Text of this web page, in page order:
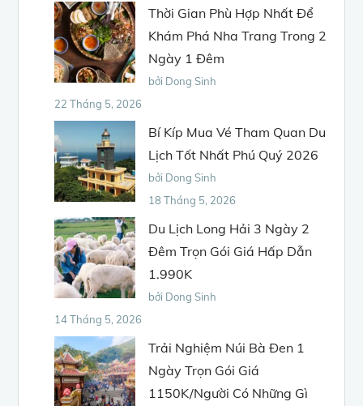
Thời Gian Phù Hợp Nhất Để
Khám Phá Nha Trang Trong 2
Ngày 1 Đêm
bởi Dong Sinh
22 Tháng 5, 2026
Bí Kíp Mua Vé Tham Quan Du
Lịch Tốt Nhất Phú Quý 2026
bởi Dong Sinh
18 Tháng 5, 2026
Du Lịch Long Hải 3 Ngày 2
Đêm Trọn Gói Giá Hấp Dẫn
1.990K
bởi Dong Sinh
14 Tháng 5, 2026
Trải Nghiệm Núi Bà Đen 1
Ngày Trọn Gói Giá
1150K/Người Có Những Gì